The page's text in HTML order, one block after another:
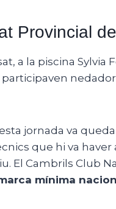
Provincial
a la piscina
participaven
jornada va
que hi va haver
El Cambrils Club
mínima